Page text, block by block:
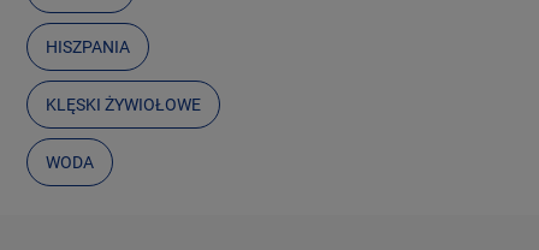
HISZPANIA
KLĘSKI ŻYWIOŁOWE
WODA